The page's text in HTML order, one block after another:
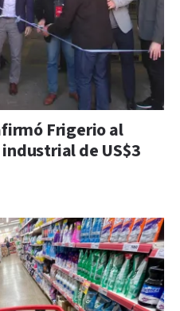
Frigerio al
de US$3